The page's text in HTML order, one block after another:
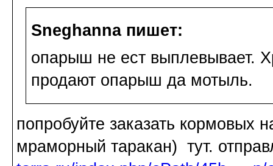
Sneghanna пишет:
опарыш не ест выплевывает.
продают опарыш да мотыль.
попробуйте заказать кормовых
мраморный таракан) тут.